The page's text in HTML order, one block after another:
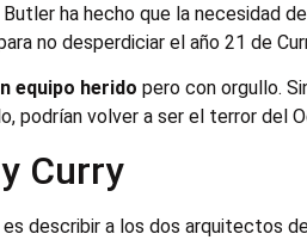
ha hecho que la necesidad
no desperdiciar el año 21 de
equipo herido pero con orgullo.
podrían volver a ser el terror del
Curry
describir a los dos arquitectos